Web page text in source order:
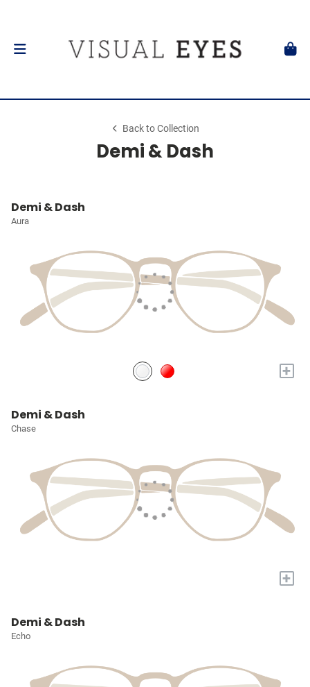
Back to Collection
Demi & Dash
Demi & Dash
Aura
+
Demi & Dash
Chase
+
Demi & Dash
Echo